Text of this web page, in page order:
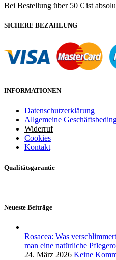
Bei Bestellung über 50 € ist
SICHERE BEZAHLUNG
INFORMATIONEN
Datenschutzerklärung
Allgemeine
Widerruf
Cookies
Kontakt
Qualitätsgarantie
Neueste Beiträge
Rosacea: Was
man eine natürliche
24. März 2026 Keine